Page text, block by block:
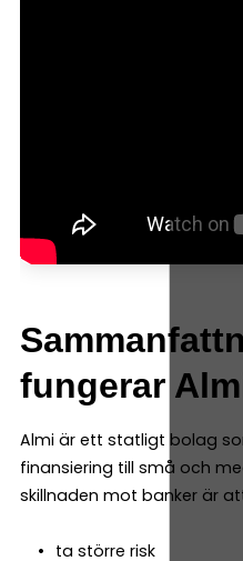
fungerar
Almi är ett statligt bolag
finansiering till små och
skillnaden mot banker är
ta större risk